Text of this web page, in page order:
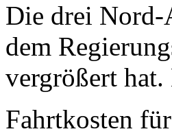
Die drei Nord-
dem
vergrößert
Fahrtkosten